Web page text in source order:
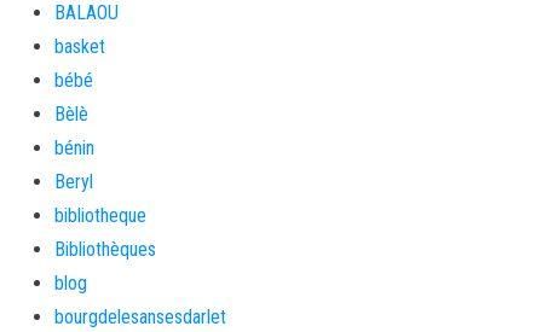
BALAOU
basket
bébé
Bèlè
bénin
Beryl
bibliotheque
Bibliothèques
blog
bourgdelesansesdarlet